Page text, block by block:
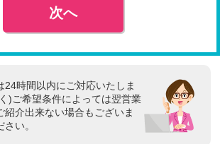
次へ
24時間以内にご対応いたしま
)ご希望条件によっては翌営業
紹介出来ない場合もございま
い。